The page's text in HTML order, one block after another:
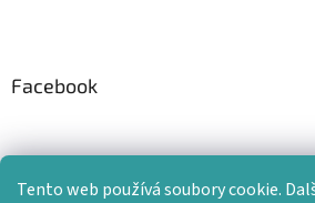
Tento web používá soubory cookie.
Facebook